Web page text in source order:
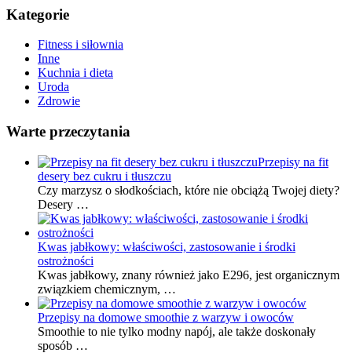
Kategorie
Fitness i siłownia
Inne
Kuchnia i dieta
Uroda
Zdrowie
Warte przeczytania
Przepisy na fit
desery bez cukru i tłuszczu
Czy marzysz o słodkościach, które nie obciążą Twojej diety?
Desery …
Kwas jabłkowy: właściwości, zastosowanie i środki
ostrożności
Kwas jabłkowy, znany również jako E296, jest organicznym
związkiem chemicznym, …
Przepisy na domowe smoothie z warzyw i owoców
Smoothie to nie tylko modny napój, ale także doskonały
sposób …